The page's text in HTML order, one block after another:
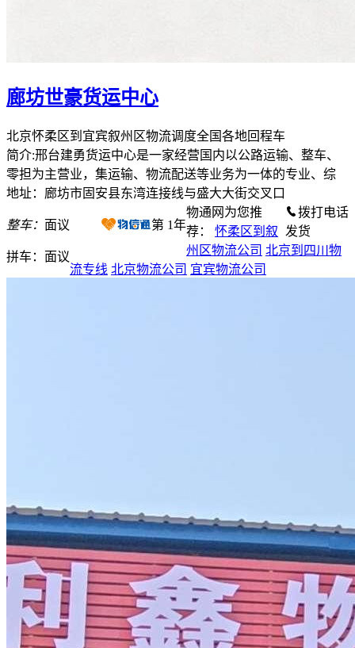
廊坊世豪货运中心
北京怀柔区到宜宾叙州区物流调度全国各地回程车
简介:邢台建勇货运中心是一家经营国内以公路运输、整车、
零担为主营业，集运输、物流配送等业务为一体的专业、综
地址：廊坊市固安县东湾连接线与盛大大街交叉口
整车： 面议
拼车： 面议
第 1年
拨打电话
发货
物通网为您推
荐：
怀柔区到叙
州区物流公司 北京到四川物
流专线 北京物流公司 宜宾物流公司